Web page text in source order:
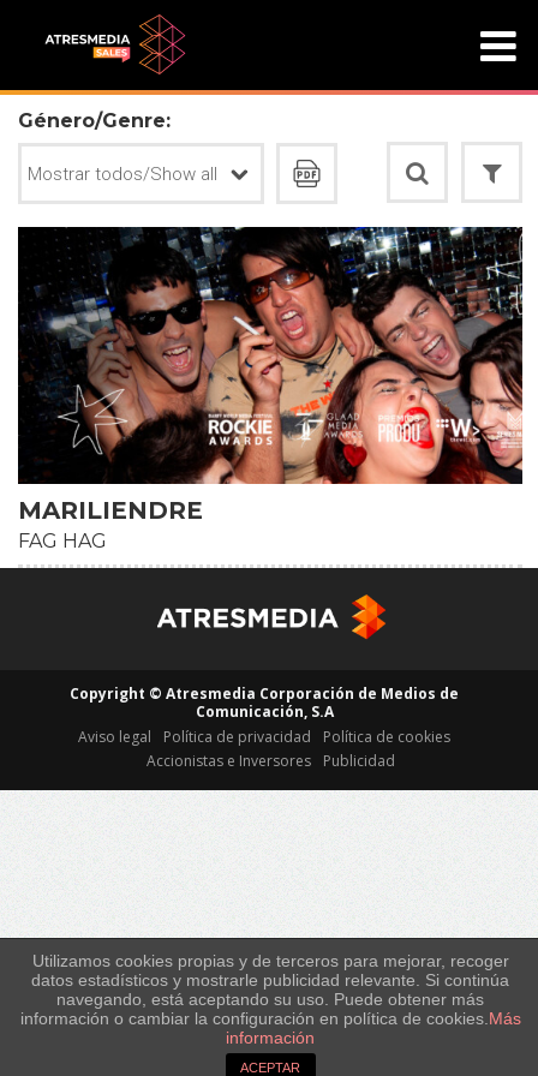
Género/Genre:
MARILIENDRE
FAG HAG
Copyright © Atresmedia Corporación de Medios de
Comunicación, S.A
Aviso legal
Política de privacidad
Política de cookies
Accionistas e Inversores
Publicidad
Utilizamos cookies propias y de terceros para mejorar, recoger
datos estadísticos y mostrarle publicidad relevante. Si continúa
navegando, está aceptando su uso. Puede obtener más
información o cambiar la configuración en política de cookies. Más
información
ACEPTAR